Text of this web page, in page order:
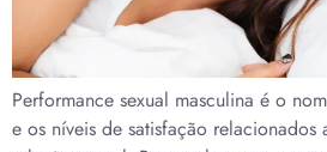
Performance sexual masculina é o
e os níveis de satisfação relacionados